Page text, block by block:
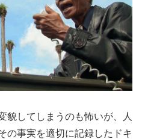
貌してしまうのも怖いが、人
の事実を適切に記録したドキ